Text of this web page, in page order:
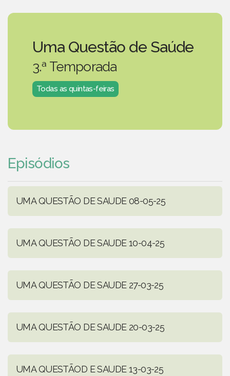
Uma Questão de Saúde
3.ª Temporada
Todas as quintas-feiras
Episódios
UMA QUESTÃO DE SAUDE 08-05-25
UMA QUESTÃO DE SAUDE 10-04-25
UMA QUESTÃO DE SAUDE 27-03-25
UMA QUESTÃO DE SAUDE 20-03-25
UMA QUESTÃOD E SAUDE 13-03-25